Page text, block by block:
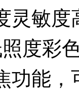
灵敏
度彩
功能